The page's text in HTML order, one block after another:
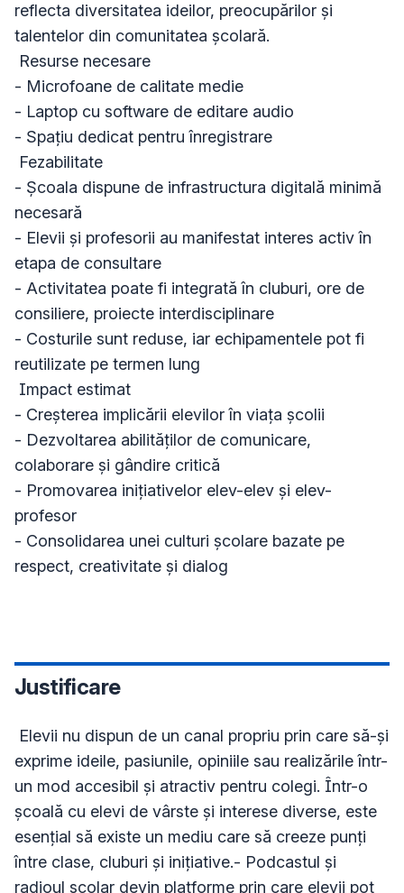
reflecta diversitatea ideilor, preocupărilor și
talentelor din comunitatea școlară.
- Microfoane de calitate medie
- Laptop cu software de editare audio
- Spațiu dedicat pentru înregistrare
- Școala dispune de infrastructura digitală minimă
necesară
- Elevii și profesorii au manifestat interes activ în
etapa de consultare
- Activitatea poate fi integrată în cluburi, ore de
consiliere, proiecte interdisciplinare
- Costurile sunt reduse, iar echipamentele pot fi
reutilizate pe termen lung
- Creșterea implicării elevilor în viața școlii
- Dezvoltarea abilităților de comunicare,
colaborare și gândire critică
- Promovarea inițiativelor elev-elev și elev-
profesor
- Consolidarea unei culturi școlare bazate pe
respect, creativitate și dialog
Justificare
exprime ideile, pasiunile, opiniile sau realizările într-
un mod accesibil și atractiv pentru colegi. Într-o
școală cu elevi de vârste și interese diverse, este
esențial să existe un mediu care să creeze punți
între clase, cluburi și inițiative.- Podcastul și
radioul școlar devin platforme prin care elevii pot